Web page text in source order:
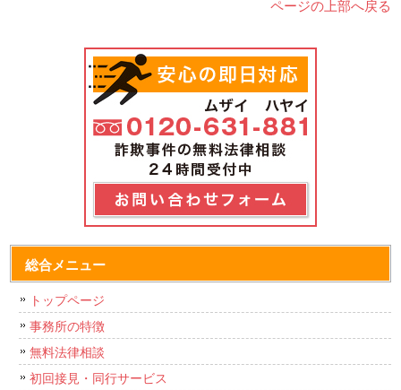
ページの上部へ戻る
総合メニュー
トップページ
事務所の特徴
無料法律相談
初回接見・同行サービス